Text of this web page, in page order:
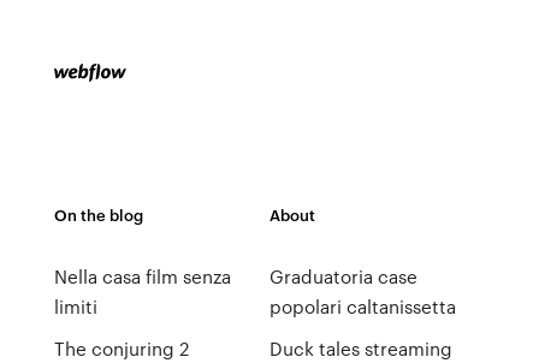
On the blog
Nella casa film senza
limiti
The conjuring 2
About
Graduatoria case
popolari caltanissetta
Duck tales streaming